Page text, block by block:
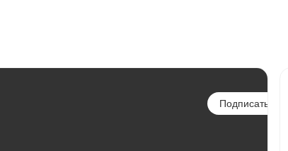
Подписаться